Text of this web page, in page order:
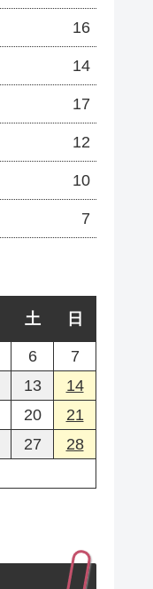
16
14
17
12
10
7
土 日
6
7
13
14
20
21
27
28